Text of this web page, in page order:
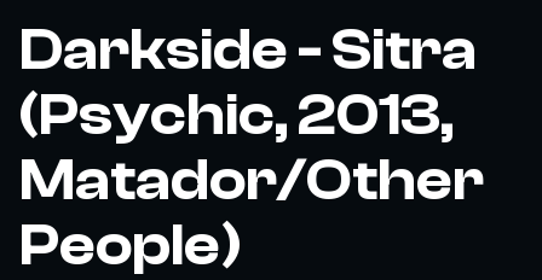
Darkside - Sitra
(Psychic, 2013,
Matador/Other
People)